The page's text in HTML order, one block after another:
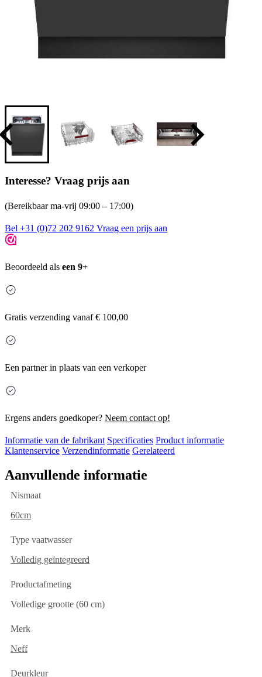
Interesse? Vraag prijs aan
(Bereikbaar ma-vrij 09:00 – 17:00)
Bel +31 (0)72 202 9162 Vraag een prijs aan
Beoordeeld als een 9+
Gratis verzending vanaf € 100,00
Een partner in plaats van een verkoper
Ergens anders goedkoper? Neem contact op!
Informatie van de fabrikant Specificaties Product informatie
Klantenservice Verzendinformatie Gerelateerd
Aanvullende informatie
Nismaat
60cm
Type vaatwasser
Volledig geïntegreerd
Productafmeting
Volledige grootte (60 cm)
Merk
Neff
Deurkleur